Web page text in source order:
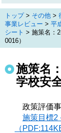
トップ> その他 >
事業レビュー > 平
シート > 施策名：
0016）
施策名
学校安
政策評価
施策目標
（